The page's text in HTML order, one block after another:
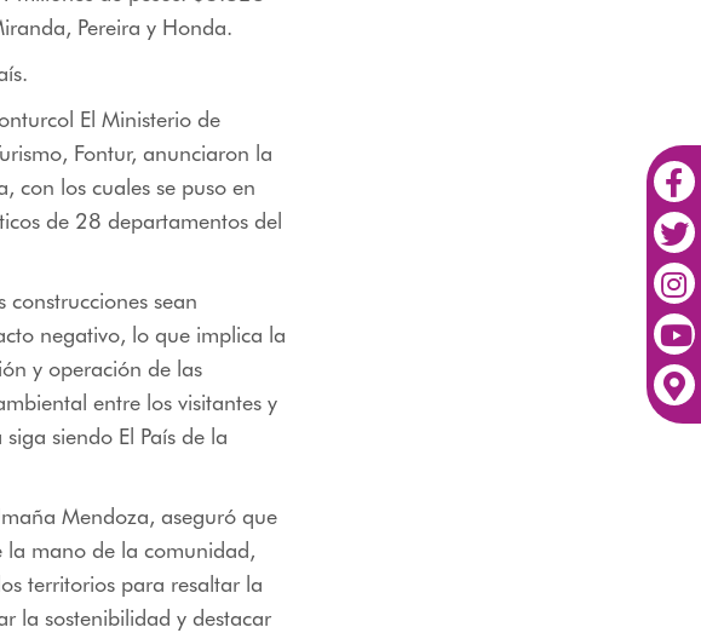
Pereira y Honda.
El Ministerio de
Fontur, anunciaron la
con los cuales se puso en
de 28 departamentos del
construcciones sean
negativo, lo que implica la
y operación de las
entre los visitantes y
siendo El País de la
Mendoza, aseguró que
la mano de la comunidad,
territorios para resaltar la
la sostenibilidad y destacar